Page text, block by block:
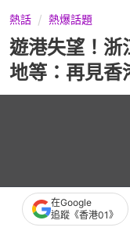
熱話 熱爆話題
遊港失望！
地等：再見香
在Google
追蹤《香港01》